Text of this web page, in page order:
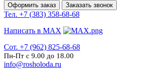
Оформить заказ Заказать звонок
Тел. +7 (383) 358-68-68
Написать в MAX
Сот. +7 (962) 825-68-68
Пн-Пт с 9.00 до 18.00
info@rosholoda.ru